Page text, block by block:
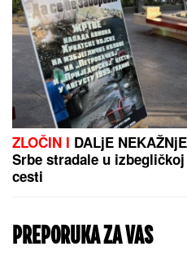
VEZE, a svi
ZAPRAVO
Heroj Mundijala otkrio za
Partizan